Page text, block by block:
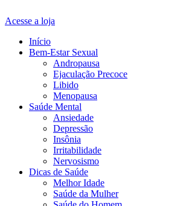
Acesse a loja
Início
Bem-Estar Sexual
Andropausa
Ejaculação Precoce
Libido
Menopausa
Saúde Mental
Ansiedade
Depressão
Insônia
Irritabilidade
Nervosismo
Dicas de Saúde
Melhor Idade
Saúde da Mulher